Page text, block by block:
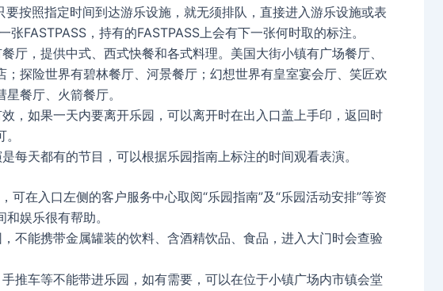
要按照指定时间到达游乐设施，就无须排队，直接进入游乐设施或表
张FASTPASS，持有的FASTPASS上会有下一张何时取的标注。
厅，提供中式、西式快餐和各式料理。美国大街小镇有广场餐厅、
；探险世界有碧林餐厅、河景餐厅；幻想世界有皇室宴会厅、笑匠欢
餐厅、火箭餐厅。
，如果一天内要离开乐园，可以离开时在出入口盖上手印，返回时
每天都有的节目，可以根据乐园指南上标注的时间观看表演。
可在入口左侧的客户服务中心取阅“乐园指南”及“乐园活动安排”等资
娱乐很有帮助。
不能携带金属罐装的饮料、含酒精饮品、食品，进入大门时会查验
推车等不能带进乐园，如有需要，可以在位于小镇广场内市镇会堂